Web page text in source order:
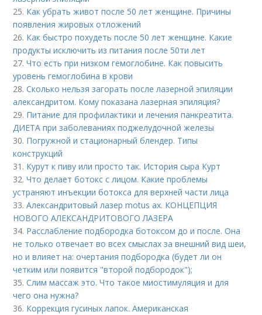
25. Как убрать живот после 50 лет женщине. Причины
появления жировых отложений
26. Как быстро похудеть после 50 лет женщине. Какие
продукты исключить из питания после 50ти лет
27.Что есть при низком гемоглобине. Как повысить
уровень гемоглобина в крови
28.Сколько нельзя загорать после лазерной эпиляции
александритом. Кому показана лазерная эпиляция?
29. Питание для профилактики и лечения панкреатита.
ДИЕТА при заболеваниях поджелудочной железы
30. Погружной и стационарный блендер. Типы
конструкций
31. Курут к пиву или просто так. История сыра Курт
32.Что делает ботокс с лицом. Какие проблемы
устраняют инъекции ботокса для верхней части лица
33.Александритовый лазер motus ax. КОНЦЕПЦИЯ
НОВОГО АЛЕКСАНДРИТОВОГО ЛАЗЕРА
34. Расслабление подбородка ботоксом до и после. Она
не только отвечает во всех смыслах за внешний вид шеи,
но и влияет на: очертания подбородка (будет ли он
четким или появится "второй подбородок");
35.Слим массаж это. Что такое миостимуляция и для
чего она нужна?
36. Коррекция гусиных лапок. Американская